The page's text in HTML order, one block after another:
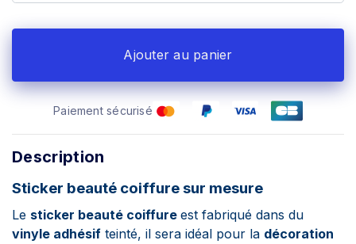
Ajouter au panier
Paiement sécurisé
Description
Sticker beauté coiffure sur mesure
Le sticker beauté coiffure est fabriqué dans du
vinyle adhésif teinté, il sera idéal pour la décoration